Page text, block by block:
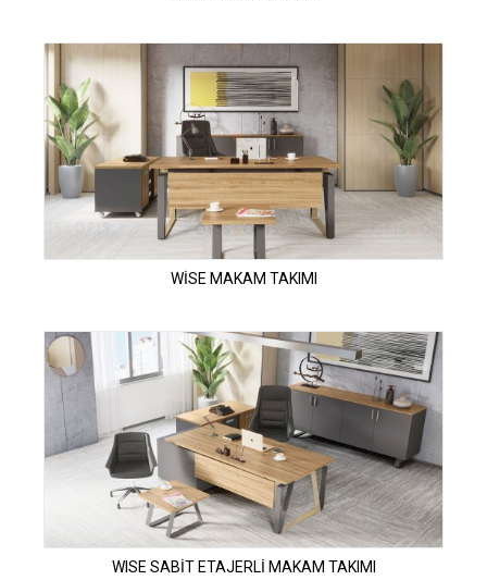
WİSE MAKAM TAKIMI
WISE SABİT ETAJERLİ MAKAM TAKIMI